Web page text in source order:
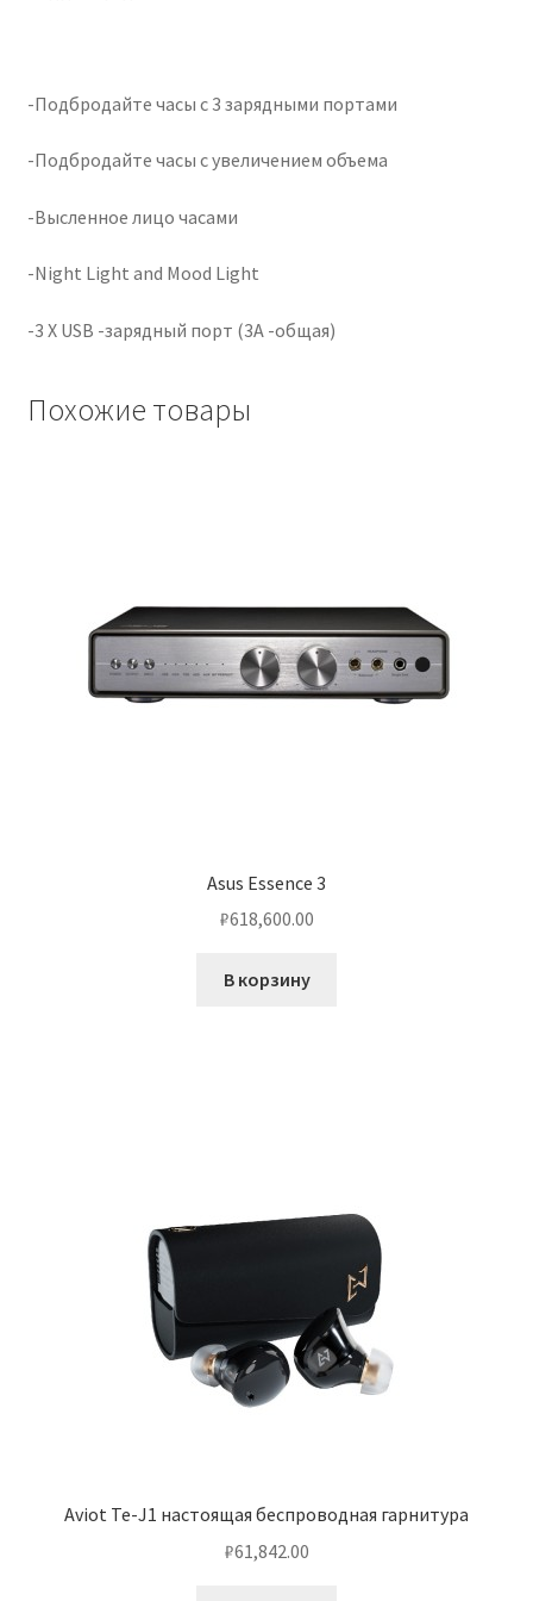
-Подбродайте часы с 3 зарядными портами
-Подбродайте часы с увеличением объема
-Высленное лицо часами
-Night Light and Mood Light
-3 X USB -зарядный порт (3A -общая)
Похожие товары
Asus Essence 3
₽618,600.00
В корзину
Aviot Te-J1 настоящая беспроводная гарнитура
₽61,842.00